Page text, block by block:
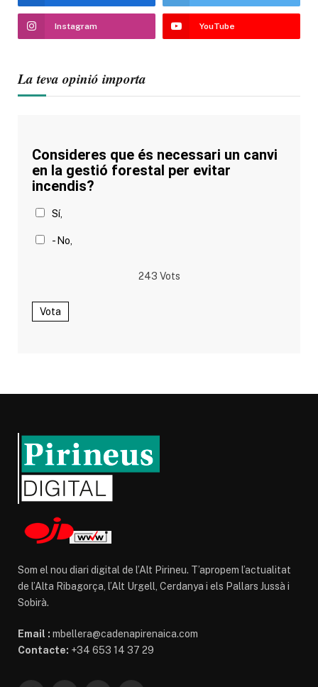
Instagram YouTube
La teva opinió importa
Consideres que és necessari un canvi
en la gestió forestal per evitar
incendis?
Sí,
- No,
243 Vots
Vota
Som el nou diari digital de l’Alt Pirineu. T’apropem l’actualitat
de l’Alta Ribagorça, l’Alt Urgell, Cerdanya i els Pallars Jussà i
Sobirà.
Email : mbellera@cadenapirenaica.com
Contacte: +34 653 14 37 29